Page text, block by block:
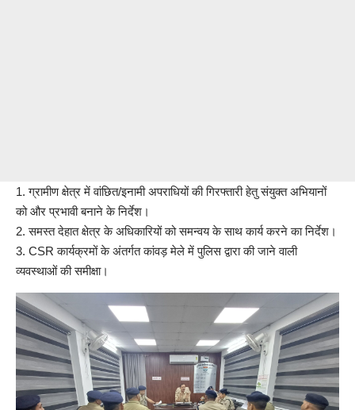
1. ग्रामीण क्षेत्र में वांछित/इनामी अपराधियों की गिरफ्तारी हेतु संयुक्त अभियानों
को और प्रभावी बनाने के निर्देश।
2. ⁠समस्त देहात क्षेत्र के अधिकारियों को समन्वय के साथ कार्य करने का निर्देश।
3. ⁠CSR कार्यक्रमों के अंतर्गत कांवड़ मेले में पुलिस द्वारा की जाने वाली
व्यवस्थाओं की समीक्षा।